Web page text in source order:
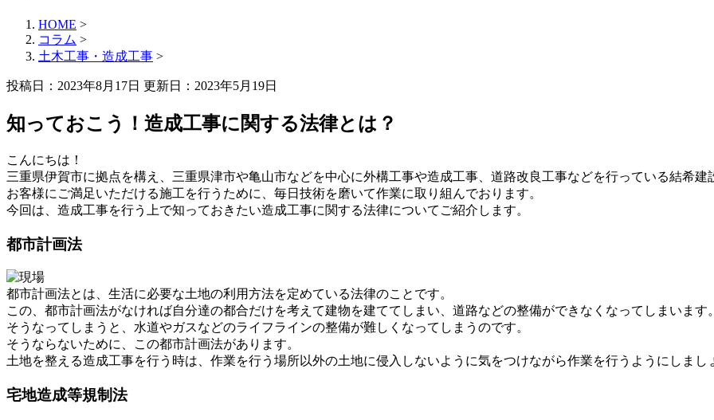
HOME >
コラム >
土木工事・造成工事 >
投稿日：2023年8月17日 更新日： 2023年5月19日
知っておこう！造成工事に関する法律とは？
こんにちは！
三重県伊賀市に拠点を構え、三重県津市や亀山市などを中心に外構工事や造成工事、道路改良工事などを行っている結希建
お客様にご満足いただける施工を行うために、毎日技術を磨いて作業に取り組んでおります。
今回は、造成工事を行う上で知っておきたい造成工事に関する法律についてご紹介します。
都市計画法
都市計画法とは、生活に必要な土地の利用方法を定めている法律のことです。
この、都市計画法がなければ自分達の都合だけを考えて建物を建ててしまい、道路などの整備ができなくなってしまいます
そうなってしまうと、水道やガスなどのライフラインの整備が難しくなってしまうのです。
そうならないために、この都市計画法があります。
土地を整える造成工事を行う時は、作業を行う場所以外の土地に侵入しないように気をつけながら作業を行うようにしまし
宅地造成等規制法